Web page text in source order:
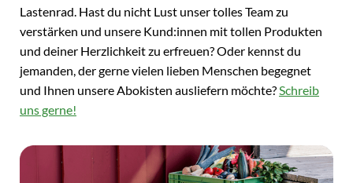
Lastenrad. Hast du nicht Lust unser tolles Team zu
verstärken und unsere Kund:innen mit tollen Produkten
und deiner Herzlichkeit zu erfreuen? Oder kennst du
jemanden, der gerne vielen lieben Menschen begegnet
und Ihnen unsere Abokisten ausliefern möchte?Schreib
uns gerne!